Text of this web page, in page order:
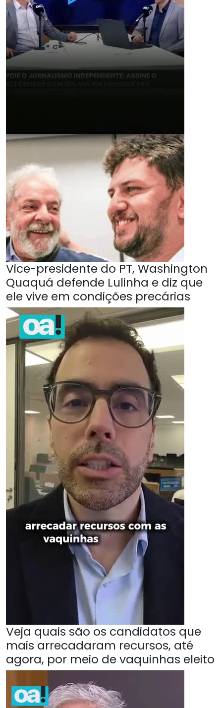
Vice-presidente do PT, Washington
Quaquá defende Lulinha e diz que
ele vive em condições precárias
Veja quais são os candidatos que
mais arrecadaram recursos, até
agora, por meio de vaquinhas eleito